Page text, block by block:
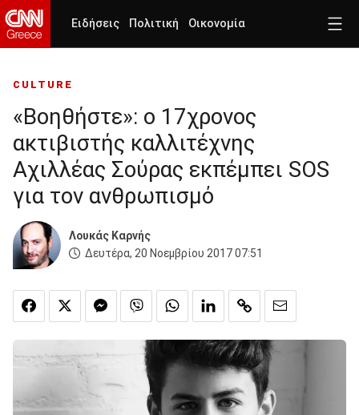
Ειδήσεις Πολιτική Οικονομία
CULTURE
«Βοηθήστε»: ο 17χρονος
ακτιβιστής καλλιτέχνης
Αχιλλέας Σούρας εκπέμπει SOS
για τον ανθρωπισμό
Λουκάς Καρνής
Δευτέρα, 20 Νοεμβρίου 2017 07:51